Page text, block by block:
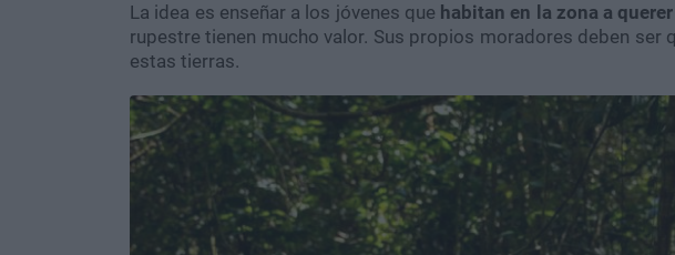
La idea es enseñar a los jóvenes que habitan en la zona a
rupestre tienen mucho valor. Sus propios moradores deben ser
estas tierras.